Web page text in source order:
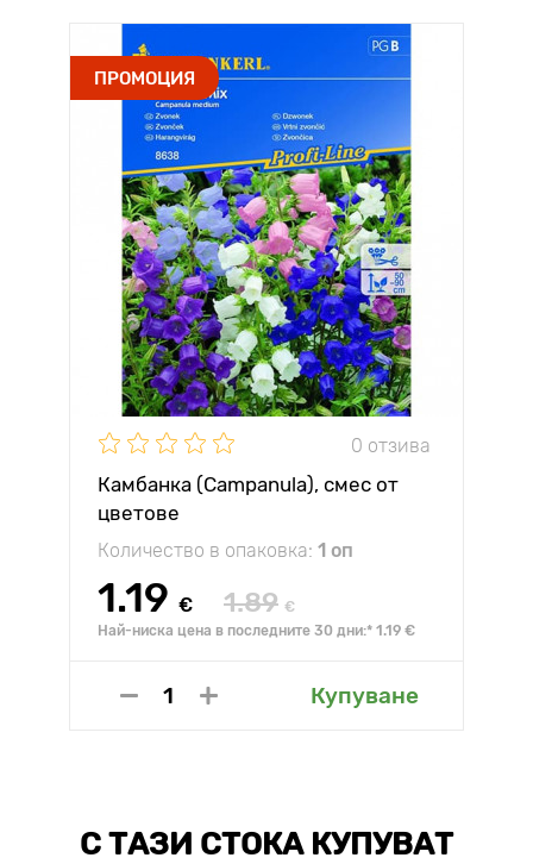
ПРОМОЦИЯ
0 отзива
Камбанка (Campanula), смес от
цветове
Количество в опаковка: 1 оп
1.19 € 1.89 €
Най-ниска цена в последните 30 дни:* 1.19 €
Купуване
С ТАЗИ СТОКА КУПУВАТ